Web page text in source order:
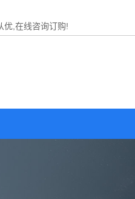
优,在线咨询订购!